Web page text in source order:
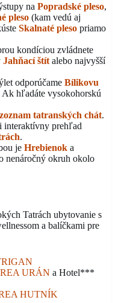
na Popradské pleso,
pleso (kam vedú aj
Skalnaté pleso priamo
kondíciou zvládnete
Jahňací štít alebo najvyšší
odporúčame Bílikovu
Ak hľadáte vysokohorskú
zoznam tatranských chát.
interaktívny prehľad
.
je Hrebienok a
nenáročný okruh okolo
Tatrách ubytovanie s
a balíčkami pre
URÁN a Hotel***
HUTNÍK